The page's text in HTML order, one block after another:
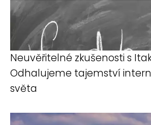
Neuvěřitelné zkušenosti s
Odhalujeme tajemství
světa